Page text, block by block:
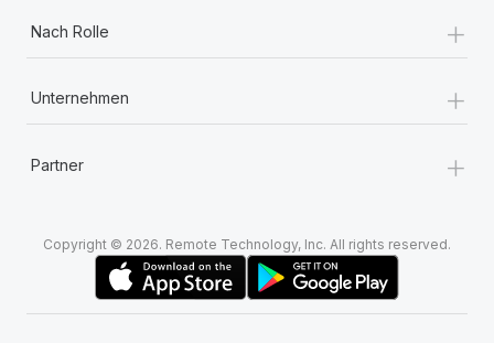
Nach Rolle +
Unternehmen +
Partner +
Copyright © 2026. Remote Technology, Inc. All rights reserved.